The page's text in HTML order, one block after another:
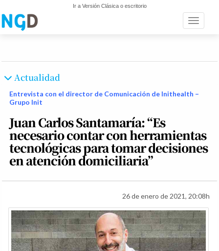
Ir a Versión Clásica o escritorio
Toggle
Actualidad
Entrevista con el director de Comunicación de Inithealth –
Grupo Init
Juan Carlos Santamaría: “Es
necesario contar con herramientas
tecnológicas para tomar decisiones
en atención domiciliaria”
26 de enero de 2021, 20:08h